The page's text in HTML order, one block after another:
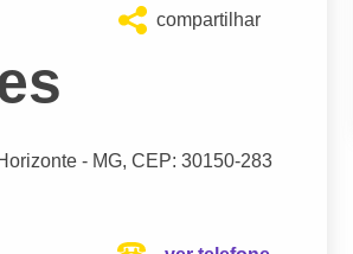
compartilhar
- MG, CEP: 30150-283